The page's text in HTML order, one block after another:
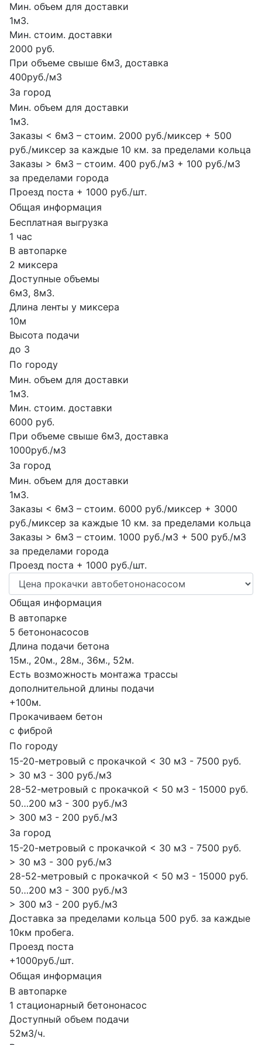
Мин. объем для доставки
1м3.
Мин. стоим. доставки
2000 руб.
При объеме свыше 6м3, доставка
400руб./м3
За город
Мин. объем для доставки
1м3.
Заказы < 6м3 – стоим. 2000 руб./миксер + 500
руб./миксер за каждые 10 км. за пределами кольца
Заказы > 6м3 – стоим. 400 руб./м3 + 100 руб./м3
за пределами города
Проезд поста + 1000 руб./шт.
Общая информация
Бесплатная выгрузка
1 час
В автопарке
2 миксера
Доступные объемы
6м3, 8м3.
Длина ленты у миксера
10м
Высота подачи
до 3
По городу
Мин. объем для доставки
1м3.
Мин. стоим. доставки
6000 руб.
При объеме свыше 6м3, доставка
1000руб./м3
За город
Мин. объем для доставки
1м3.
Заказы < 6м3 – стоим. 6000 руб./миксер + 3000
руб./миксер за каждые 10 км. за пределами кольца
Заказы > 6м3 – стоим. 1000 руб./м3 + 500 руб./м3
за пределами города
Проезд поста + 1000 руб./шт.
Общая информация
В автопарке
5 бетононасосов
Длина подачи бетона
15м., 20м., 28м., 36м., 52м.
Есть возможность монтажа трассы
дополнительной длины подачи
+100м.
Прокачиваем бетон
с фиброй
По городу
15-20-метровый с прокачкой < 30 м3 - 7500 руб.
> 30 м3 - 300 руб./м3
28-52-метровый с прокачкой < 50 м3 - 15000 руб.
50…200 м3 - 300 руб./м3
> 300 м3 - 200 руб./м3
За город
15-20-метровый с прокачкой < 30 м3 - 7500 руб.
> 30 м3 - 300 руб./м3
28-52-метровый с прокачкой < 50 м3 - 15000 руб.
50…200 м3 - 300 руб./м3
> 300 м3 - 200 руб./м3
Доставка за пределами кольца 500 руб. за каждые
10км пробега.
Проезд поста
+1000руб./шт.
Общая информация
В автопарке
1 стационарный бетононасос
Доступный объем подачи
52м3/ч.